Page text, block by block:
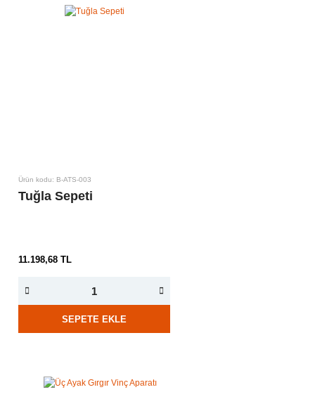
Ürün kodu: B-ATS-003
Tuğla Sepeti
11.198,68 TL
SEPETE EKLE